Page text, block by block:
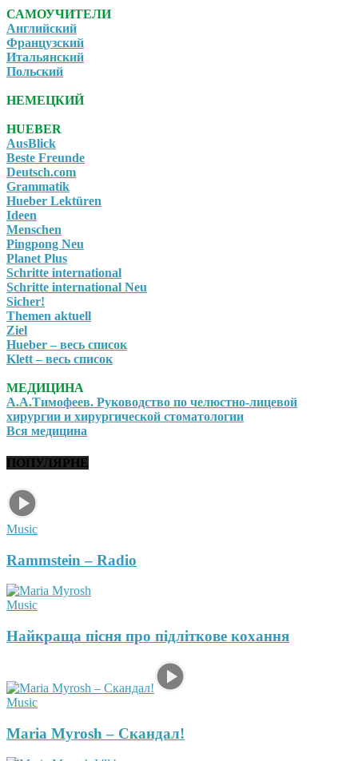
САМОУЧИТЕЛИ
Английский
Французский
Итальянский
Польский
НЕМЕЦКИЙ
HUEBER
AusBlick
Beste Freunde
Deutsch.com
Grammatik
Hueber Lektüren
Ideen
Menschen
Pingpong Neu
Planet Plus
Schritte international
Schritte international Neu
Sicher!
Themen aktuell
Ziel
Hueber – весь список
Klett – весь список
МЕДИЦИНА
А.А.Тимофеев. Руководство по челюстно-лицевой
хирургии и хирургической стоматологии
Вся медицина
ПОПУЛЯРНЕ
Music
Rammstein – Radio
Music
Найкраща пісня про підліткове кохання
Music
Maria Myrosh – Скандал!